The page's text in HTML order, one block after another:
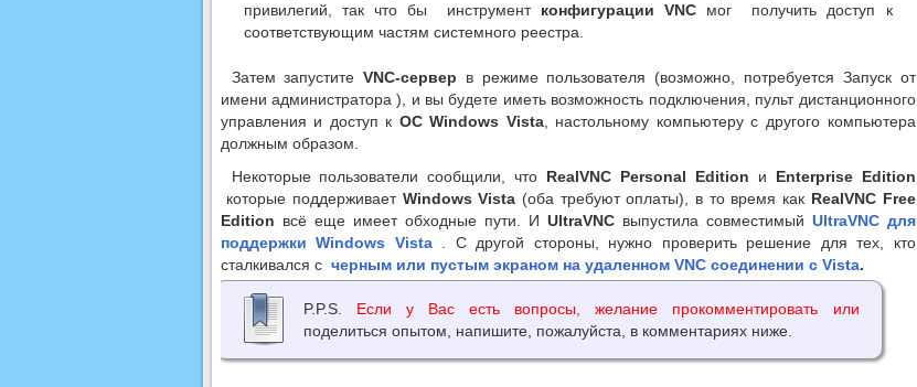
привилегий, так что бы инструмент конфигурации VNC мог получить доступ к
соответствующим частям системного реестра.
Затем запуститеVNC-сервер в режиме пользователя (возможно, потребуется Запуск от
имени администратора ), и вы будете иметь возможность подключения, пульт дистанционного
управления и доступ к ОС Windows Vista, настольному компьютеру с другого компьютера
должным образом.
Некоторые пользователи сообщили, что RealVNC Personal Edition и Enterprise Edition
которые поддерживает Windows Vista (оба требуют оплаты), в то время как RealVNC Free
Edition всё еще ​​имеет обходные пути. И UltraVNCвыпустила совместимый UltraVNC для
поддержки Windows Vista
. С другой стороны, нужно проверить решение для тех, кто
сталкивался с черным или пустым экраном на удаленном VNC соединении с Vista.
P.P.S. Если у Вас есть вопросы, желание прокомментировать или
поделиться опытом, напишите, пожалуйста, в комментариях ниже.